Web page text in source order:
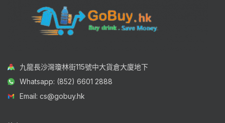
九龍長沙灣瓊林街115號中大貨倉大廈地下
Whatsapp: (852) 6601 2888
Email: cs@gobuy.hk